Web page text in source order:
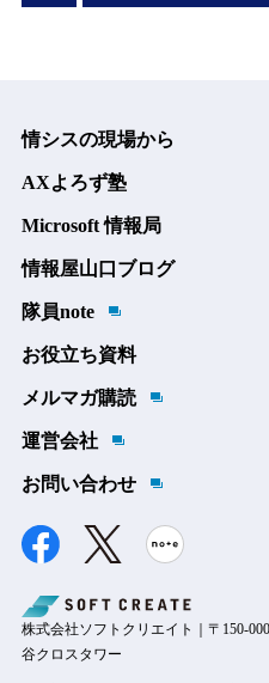
情シスの現場から
AXよろず塾
Microsoft 情報局
情報屋山口ブログ
隊員note
お役立ち資料
メルマガ購読
運営会社
お問い合わせ
株式会社ソフトクリエイト｜〒150-
谷クロスタワー